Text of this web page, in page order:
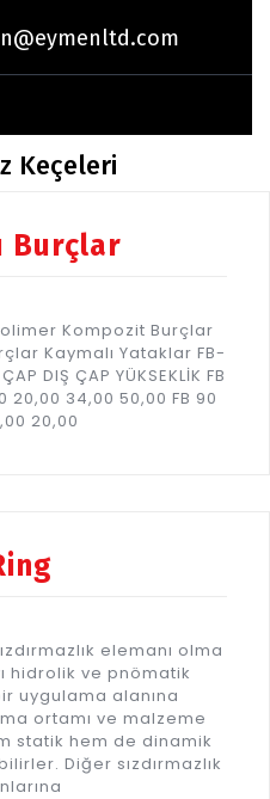
Keçeleri
Burçlar
Kompozit Burçlar
Kaymalı Yataklar FB-
DIŞ ÇAP YÜKSEKLİK FB
20,00 34,00 50,00 FB 90
20,00
elemanı olma
hidrolik ve pnömatik
uygulama alanına
ortamı ve malzeme
statik hem de dinamik
Diğer sızdırmazlık